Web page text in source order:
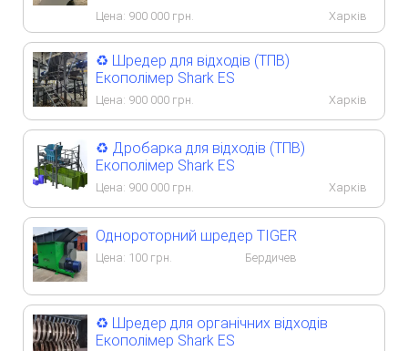
Цена: 900 000 грн. Харків
♻️ Шредер для відходів (ТПВ)
Екополімер Shark ES
Цена: 900 000 грн. Харків
♻️ Дробарка для відходів (ТПВ)
Екополімер Shark ES
Цена: 900 000 грн. Харків
Однороторний шредер TIGER
Цена: 100 грн. Бердичев
♻️ Шредер для органічних відходів
Екополімер Shark ES